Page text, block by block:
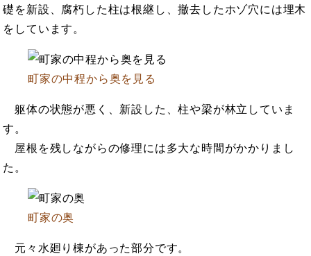
礎を新設、腐朽した柱は根継し、撤去したホゾ穴には埋木
をしています。
町家の中程から奥を見る
躯体の状態が悪く、新設した、柱や梁が林立していま
す。
屋根を残しながらの修理には多大な時間がかかりまし
た。
町家の奥
元々水廻り棟があった部分です。